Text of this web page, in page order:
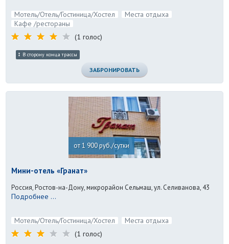
Мотель/Отель/Гостиница/Хостел
Места отдыха
Кафе /рестораны
(1 голос)
В сторону конца трассы
ЗАБРОНИРОВАТЬ
от 1 900 руб./сутки
Мини-отель «Гранат»
Россия, Ростов-на-Дону, микрорайон Сельмаш, ул. Селиванова, 43
Подробнее ...
Мотель/Отель/Гостиница/Хостел
Места отдыха
(1 голос)